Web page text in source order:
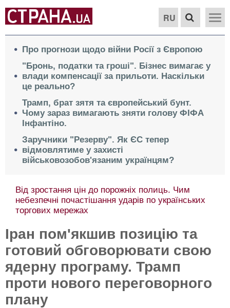
RU
Про прогнози щодо війни Росії з Європою
"Бронь, податки та гроші". Бізнес вимагає у
влади компенсації за прильоти. Наскільки
це реально?
Трамп, брат зятя та європейський бунт.
Чому зараз вимагають зняти голову ФІФА
Інфантіно.
Заручники "Резерву". Як ЄС тепер
відмовлятиме у захисті
військовозобов'язаним українцям?
Від зростання цін до порожніх полиць. Чим
небезпечні почастішання ударів по українських
торгових мережах
Іран пом'якшив позицію та
готовий обговорювати свою
ядерну програму. Трамп
проти нового переговорного
плану